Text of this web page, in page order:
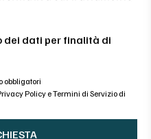
dati per finalità di
obbligatori
PolicyeTermini di Servizio di